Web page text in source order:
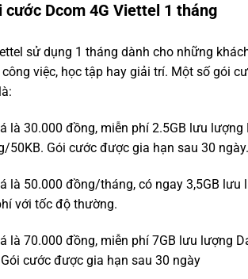
cước Dcom 4G Viettel 1 tháng
sử dụng 1 tháng dành cho những
việc, học tập hay giải trí. Một số gói
là 30.000 đồng, miễn phí 2.5GB lưu lượng
50KB. Gói cước được gia hạn sau 30 ngày.
là 50.000 đồng/tháng, có ngay 3,5GB lưu
với tốc độ thường.
là 70.000 đồng, miễn phí 7GB lưu lượng
cước được gia hạn sau 30 ngày